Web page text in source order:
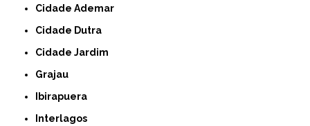
Cidade Ademar
Cidade Dutra
Cidade Jardim
Grajau
Ibirapuera
Interlagos